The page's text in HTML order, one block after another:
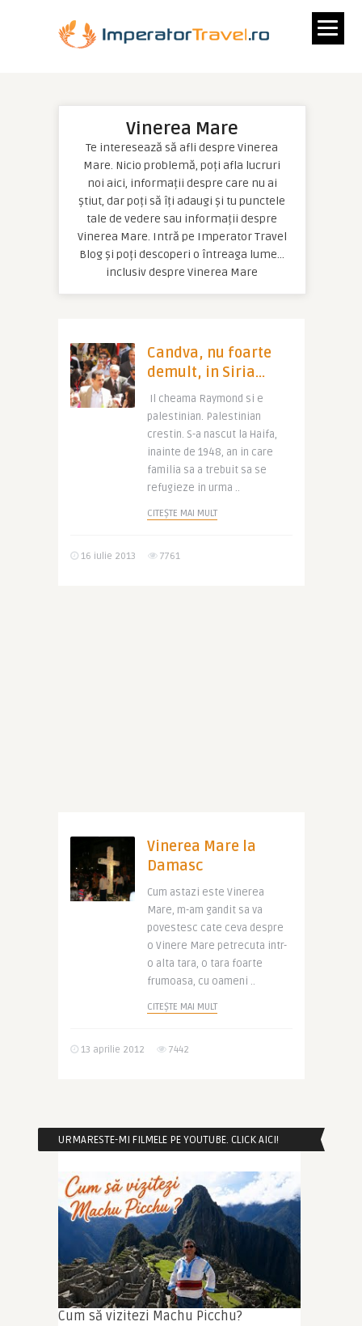
Vinerea Mare
Te interesează să afli despre Vinerea
Mare. Nicio problemă, poți afla lucruri
noi aici, informații despre care nu ai
știut, dar poți să îți adaugi și tu punctele
tale de vedere sau informații despre
Vinerea Mare. Intră pe Imperator Travel
Blog și poți descoperi o întreaga lume…
inclusiv despre Vinerea Mare
Candva, nu foarte
demult, in Siria…
Il cheama Raymond si e
palestinian. Palestinian
crestin. S-a nascut la Haifa,
inainte de 1948, an in care
familia sa a trebuit sa se
refugieze in urma ..
CITEȘTE MAI MULT
16 iulie 2013 7761
Vinerea Mare la
Damasc
Cum astazi este Vinerea
Mare, m-am gandit sa va
povestesc cate ceva despre
o Vinere Mare petrecuta intr-
o alta tara, o tara foarte
frumoasa, cu oameni ..
CITEȘTE MAI MULT
13 aprilie 2012 7442
URMARESTE-MI FILMELE PE YOUTUBE. CLICK AICI!
Cum să vizitezi Machu Picchu?